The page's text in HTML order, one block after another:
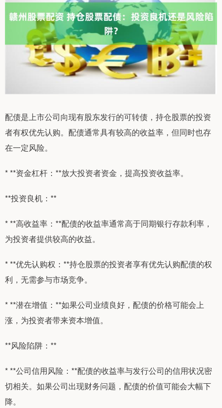
配债是上市公司向现有股东发行的可转债，持仓股票的投资
者有权优先认购。配债通常具有较高的收益率，但同时也存
在一定风险。
* **资金杠杆：**放大投资者资金，提高投资收益率。
**投资良机：**
* **高收益率：**配债的收益率通常高于同期银行存款利率，
为投资者提供较高的收益。
* **优先认购权：**持仓股票的投资者享有优先认购配债的权
利，无需参与市场竞争。
* **潜在增值：**如果公司业绩良好，配债的价格可能会上
涨，为投资者带来资本增值。
**风险陷阱：**
* **公司信用风险：**配债的收益率与发行公司的信用状况密
切相关。如果公司出现财务问题，配债的价值可能会大幅下
降。